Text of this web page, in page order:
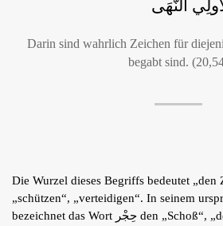
النُّهَى
Darin sind wahrlich Zeichen für
begabt sind.
Die Wurzel dieses Begriffs bedeutet „den
„schützen“, „verteidigen“. In seinem
bezeichnet das Wort حِجْر den „Schoß“, „den verbotenen Raum“,